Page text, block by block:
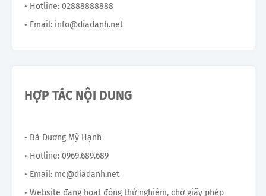
• Hotline: 02888888888
• Email: info@diadanh.net
HỢP TÁC NỘI DUNG
• Bà Dương Mỹ Hạnh
• Hotline: 0969.689.689
• Email: mc@diadanh.net
• Website đang hoạt động thử nghiệm, chờ giấy phép